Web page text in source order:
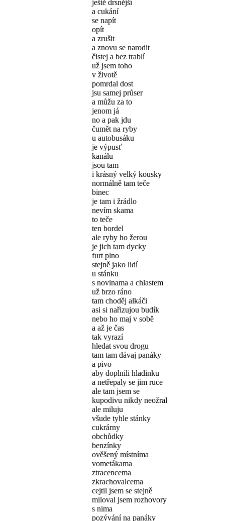
ještě drsnější
a cukání
se napít
opít
a zrušit
a znovu se narodit
čistej a bez trablí
už jsem toho
v životě
pomrdal dost
jsu samej průser
a můžu za to
jenom já
no a pak jdu
čumět na ryby
u autobusáku
je výpusť
kanálu
jsou tam
i krásný velký kousky
normálně tam teče
binec
je tam i žrádlo
nevím skama
to teče
ten bordel
ale ryby ho žerou
je jich tam dycky
furt plno
stejně jako lidí
u stánku
s novinama a chlastem
už brzo ráno
tam choděj alkáči
asi si nařizujou budík
nebo ho maj v sobě
a až je čas
tak vyrazí
hledat svou drogu
tam tam dávaj panáky
a pivo
aby doplnili hladinku
a netřepaly se jim ruce
ale tam jsem se
kupodivu nikdy neožral
ale miluju
všude tyhle stánky
cukrárny
obchůdky
benzínky
ověšený místníma
vometákama
ztracencema
zkrachovalcema
cejtil jsem se stejně
miloval jsem rozhovory
s nima
pozývání na panáky